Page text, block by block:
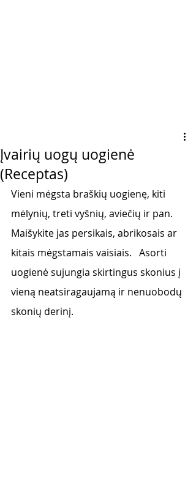
Įvairių uogų uogienė
(Receptas)
Vieni mėgsta braškių uogienę, kiti
mėlynių, treti vyšnių, aviečių ir pan.
Maišykite jas persikais, abrikosais ar
kitais mėgstamais vaisiais.   Asorti
uogienė sujungia skirtingus skonius į
vieną neatsiragaujamą ir nenuobodų
skonių derinį.